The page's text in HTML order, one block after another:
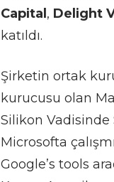
Capital , Delight
katıldı.
Şirketin ortak
kurucusu olan
Silikon Vadisinde
Microsofta
Google’s tools